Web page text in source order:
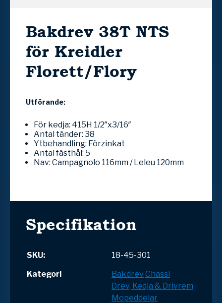
Bakdrev 38T NTS
för Kreidler
Florett/Flory
Utförande:
För kedja: 415H 1/2″x3/16″
Antal tänder: 38
Ytbehandling: Förzinkat
Antal fästhål: 5
Nav: Campagnolo 116mm / Leleu 120mm
Specifikation
SKU:
18-45-301
Kategori
BakdrevChassi
Drev, Kedja & Drivrem
Mopeddelar